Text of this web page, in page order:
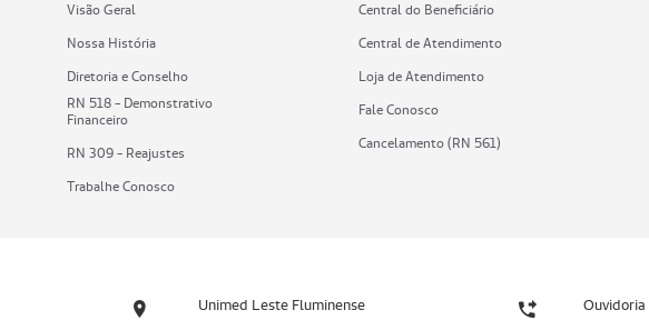
Visão Geral
Nossa História
Diretoria e Conselho
RN 518 - Demonstrativo
Financeiro
RN 309 - Reajustes
Trabalhe Conosco
Central do Beneficiário
Central de Atendimento
Loja de Atendimento
Fale Conosco
Cancelamento (RN 561)
Unimed Leste Fluminense Ouvidoria